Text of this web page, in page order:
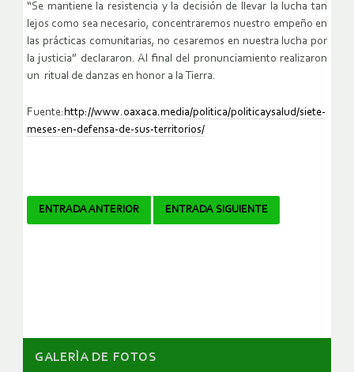
“Se mantiene la resistencia y la decisión de llevar la lucha tan
lejos como sea necesario, concentraremos nuestro empeño en
las prácticas comunitarias, no cesaremos en nuestra lucha por
la justicia” declararon. Al final del pronunciamiento realizaron
un ritual de danzas en honor a la Tierra.
Fuente: http://www.oaxaca.media/politica/politicaysalud/siete-
meses-en-defensa-de-sus-territorios/
Navegador
ENTRADA ANTERIOR ENTRADA SIGUIENTE
GALERÌA DE FOTOS